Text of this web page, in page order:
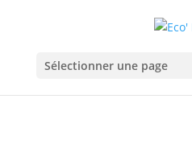
Sélectionner une page